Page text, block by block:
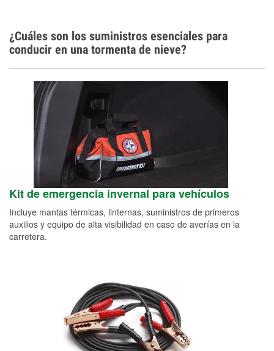
¿Cuáles son los suministros esenciales para
conducir en una tormenta de nieve?
Kit de emergencia invernal para vehículos
Incluye mantas térmicas, linternas, suministros de primeros
auxilios y equipo de alta visibilidad en caso de averías en la
carretera.